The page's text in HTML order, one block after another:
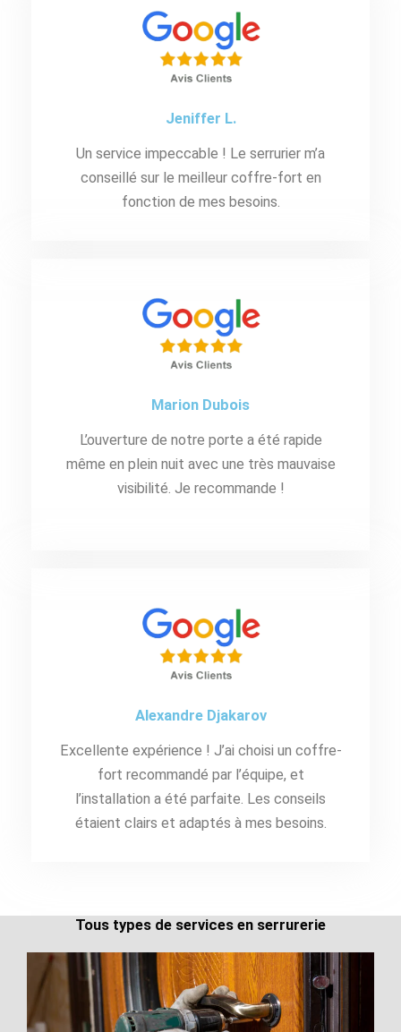
Jeniffer L.
Un service impeccable ! Le serrurier m’a
conseillé sur le meilleur coffre-fort en
fonction de mes besoins.
Marion Dubois
L’ouverture de notre porte a été rapide
même en plein nuit avec une très mauvaise
visibilité. Je recommande !
Alexandre Djakarov
Excellente expérience ! J’ai choisi un coffre-
fort recommandé par l’équipe, et
l’installation a été parfaite. Les conseils
étaient clairs et adaptés à mes besoins.
Tous types de services en serrurerie